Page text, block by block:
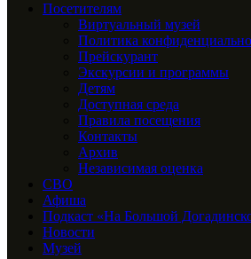
Посетителям
Виртуальный музей
Политика
Прейскурант
Экскурсии и программы
Детям
Доступная среда
Правила посещения
Контакты
Архив
Независимая оценка
СВО
Афиша
Подкаст «На Большой
Новости
Музей